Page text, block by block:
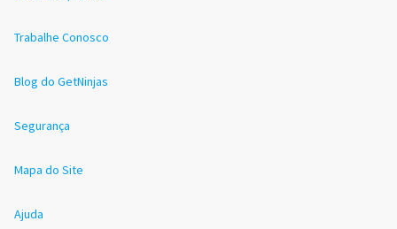
Trabalhe Conosco
Blog do GetNinjas
Segurança
Mapa do Site
Ajuda